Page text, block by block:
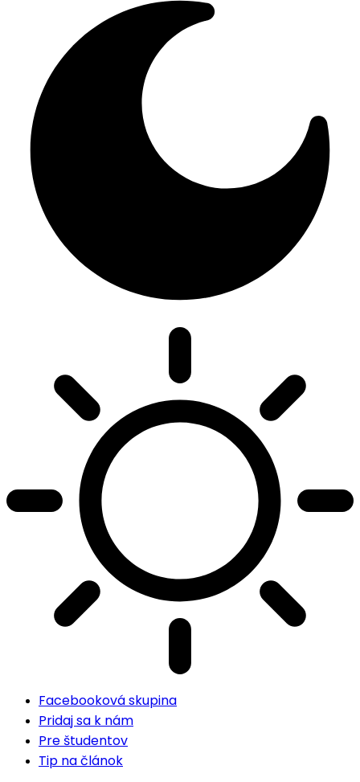
Facebooková skupina
Pridaj sa k nám
Pre študentov
Tip na článok